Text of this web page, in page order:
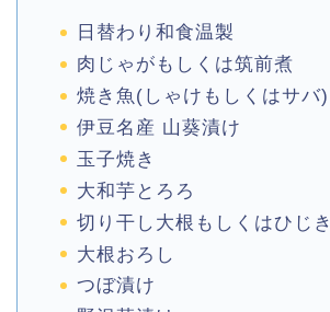
日替わり和食温製
肉じゃがもしくは筑前煮
焼き魚(しゃけもしくはサバ)
伊豆名産 山葵漬け
玉子焼き
大和芋とろろ
切り干し大根もしくはひじき
大根おろし
つぼ漬け